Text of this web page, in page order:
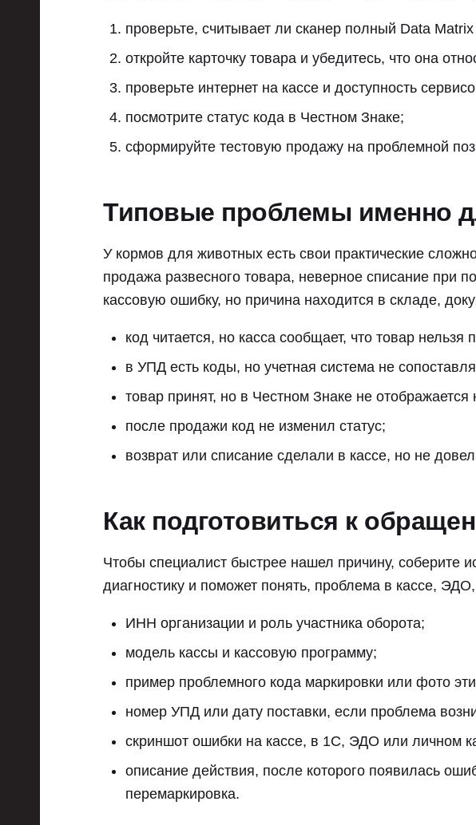
проверьте, считывает ли сканер полный Data
откройте карточку товара и убедитесь, что она
проверьте интернет на кассе и доступность
посмотрите статус кода в Честном Знаке;
сформируйте тестовую продажу на проблемной
Типовые проблемы именно
У кормов для животных есть свои практические
продажа развесного товара, неверное списание при
кассовую ошибку, но причина находится в складе,
код читается, но касса сообщает, что товар нельзя
в УПД есть коды, но учетная система не
товар принят, но в Честном Знаке не отображается
после продажи код не изменил статус;
возврат или списание сделали в кассе, но не
Как подготовиться к
Чтобы специалист быстрее нашел причину, соберите
диагностику и поможет понять, проблема в кассе,
ИНН организации и роль участника оборота;
модель кассы и кассовую программу;
пример проблемного кода маркировки или фото
номер УПД или дату поставки, если проблема
скриншот ошибки на кассе, в 1С, ЭДО или личном
описание действия, после которого появилась
перемаркировка.